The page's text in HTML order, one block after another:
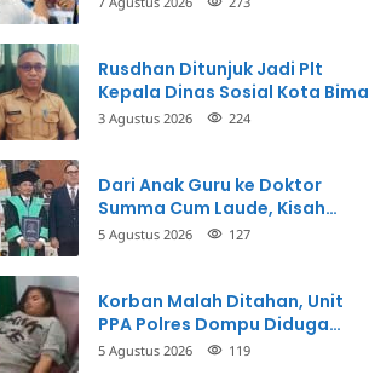
Rusdhan Ditunjuk Jadi Plt
Kepala Dinas Sosial Kota Bima
3 Agustus 2026 224
Dari Anak Guru ke Doktor
Summa Cum Laude, Kisah
Taman Firdaus Menginspirasi
5 Agustus 2026 127
Korban Malah Ditahan, Unit
PPA Polres Dompu Diduga
Balikkan Fakta Kasus
5 Agustus 2026 119